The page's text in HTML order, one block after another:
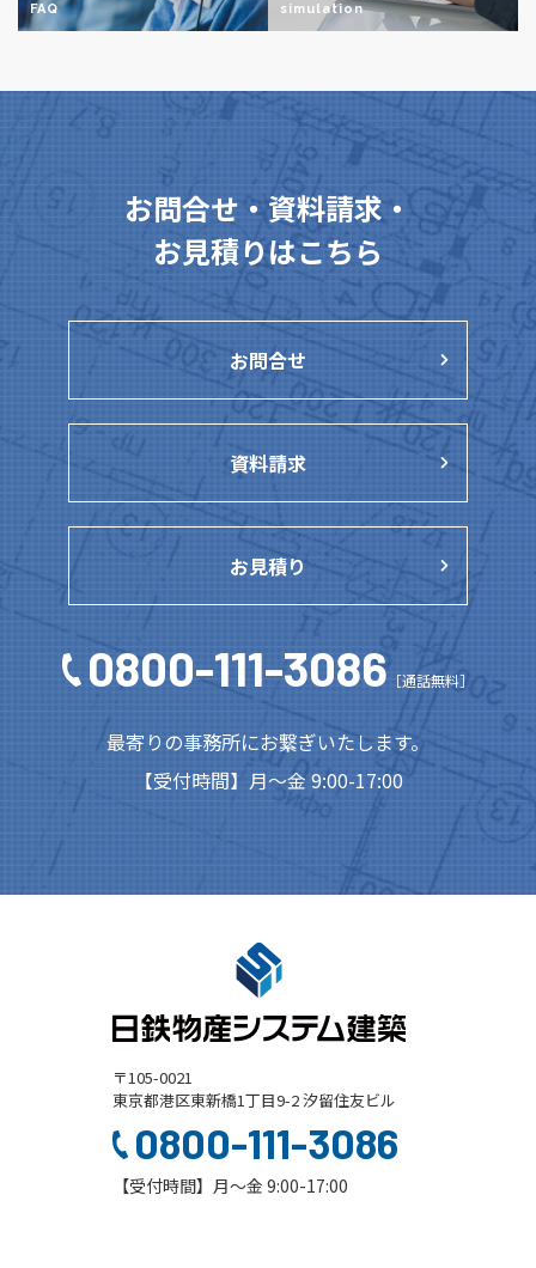
FAQ
simulation
お問合せ・資料請求・
お見積りはこちら
お問合せ
資料請求
お見積り
0800-111-3086 ［通話無料］
最寄りの事務所にお繋ぎいたします。
【受付時間】月～金 9:00-17:00
〒105-0021
東京都港区東新橋1丁目9-2 汐留住友ビル
0800-111-3086
【受付時間】月～金 9:00-17:00